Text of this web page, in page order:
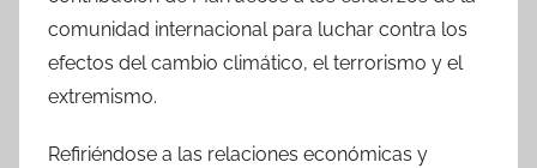
comunidad internacional para luchar contra los
efectos del cambio climático, el terrorismo y el
extremismo.
Refiriéndose a las relaciones económicas y